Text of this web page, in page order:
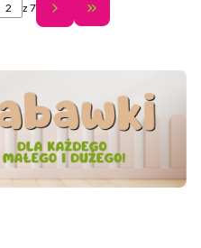
strony z produktami
z 7 Przejdź do